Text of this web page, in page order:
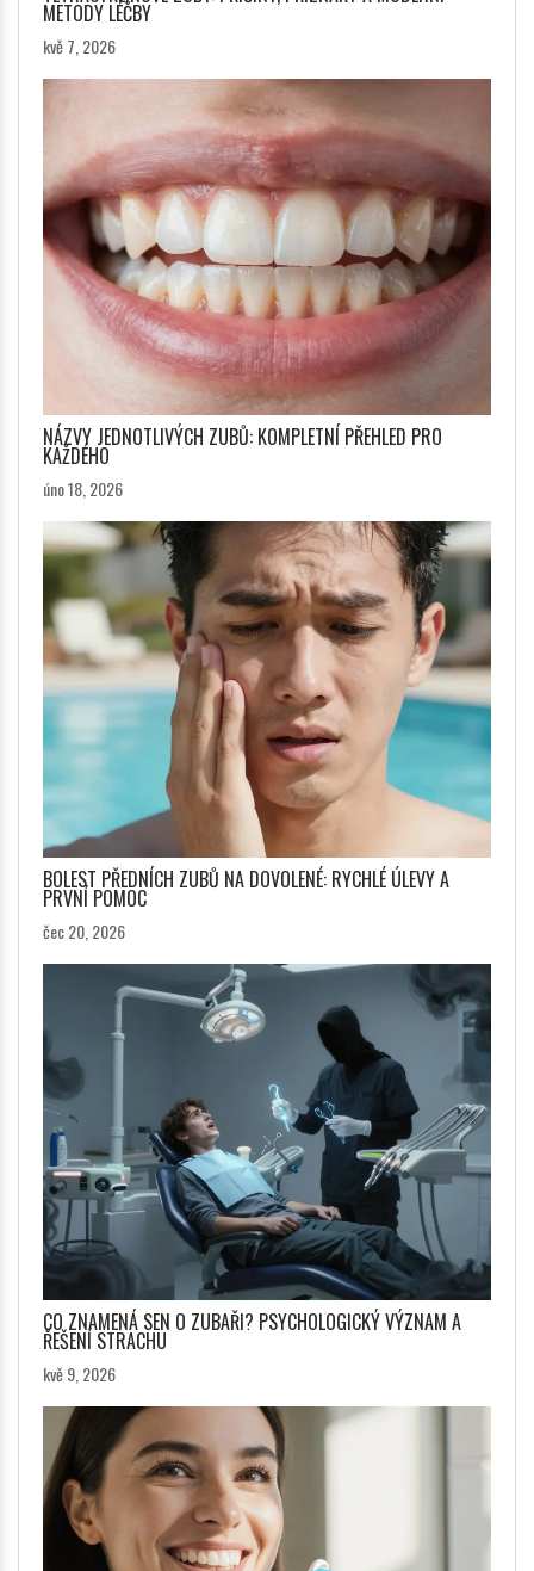
METODY LÉČBY
kvě 7, 2026
NÁZVY JEDNOTLIVÝCH ZUBŮ: KOMPLETNÍ PŘEHLED PRO
KAŽDÉHO
úno 18, 2026
BOLEST PŘEDNÍCH ZUBŮ NA DOVOLENÉ: RYCHLÉ ÚLEVY A
PRVNÍ POMOC
čec 20, 2026
CO ZNAMENÁ SEN O ZUBAŘI? PSYCHOLOGICKÝ VÝZNAM A
ŘEŠENÍ STRACHU
kvě 9, 2026